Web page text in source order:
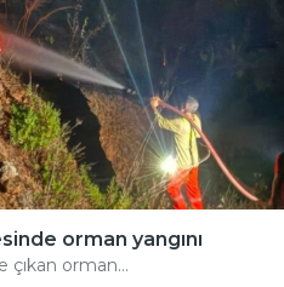
orman yangını
çıkan orman...